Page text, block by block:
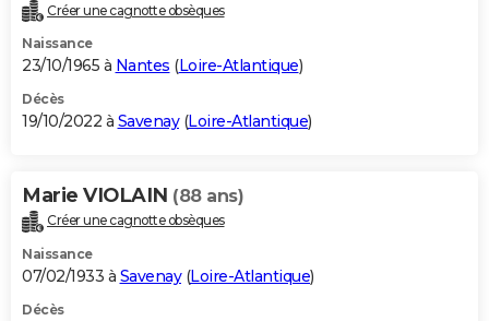
Créer une cagnotte obsèques
Naissance
23/10/1965 à Nantes (Loire-Atlantique)
Décès
19/10/2022 à Savenay(Loire-Atlantique)
Marie VIOLAIN (88 ans)
Créer une cagnotte obsèques
Naissance
07/02/1933 à Savenay(Loire-Atlantique)
Décès